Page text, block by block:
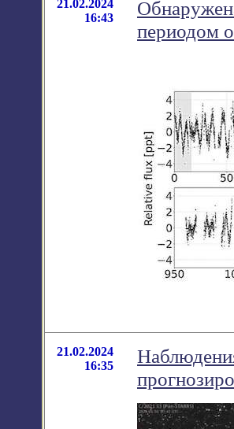
21.02.2024
16:43
периодом
21.02.2024
16:35